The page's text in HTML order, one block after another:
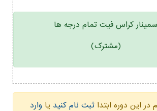
سمینار کراس فیت تمام درجه ها
(مشترک)
این دوره ابتدا ثبت نام کنید یا وارد